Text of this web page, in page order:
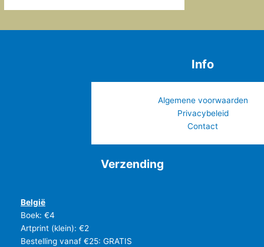
Info
Algemene voorwaarden
Privacybeleid
Contact
Verzending
België
Boek: €4
Artprint (klein): €2
Bestelling vanaf €25: GRATIS